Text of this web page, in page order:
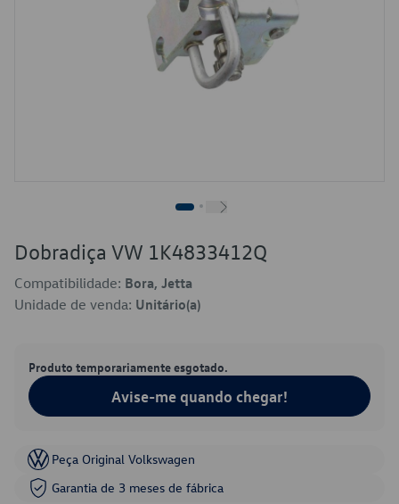
Dobradiça VW 1K4833412Q
Compatibilidade: Bora, Jetta
Unidade de venda: Unitário(a)
Produto temporariamente esgotado.
Avise-me quando chegar!
Peça Original Volkswagen
Garantia de 3 meses de fábrica